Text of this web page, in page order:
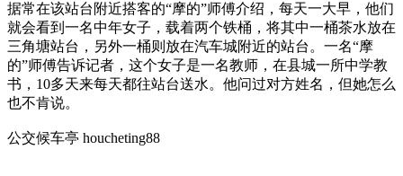
据常在该站台附近搭客的“摩的”师傅介绍，每天一大早，他们
就会看到一名中年女子，载着两个铁桶，将其中一桶茶水放在
三角塘站台，另外一桶则放在汽车城附近的站台。一名“摩
的”师傅告诉记者，这个女子是一名教师，在县城一所中学教
书，10多天来每天都往站台送水。他问过对方姓名，但她怎么
也不肯说。
公交候车亭 houcheting88